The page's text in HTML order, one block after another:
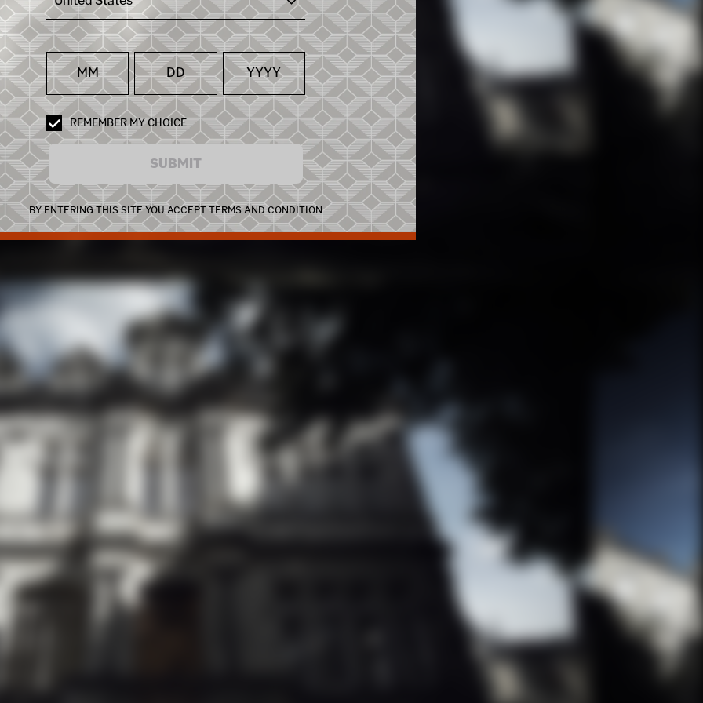
REMEMBER MY CHOICE
SUBMIT
BY ENTERING THIS SITE YOU ACCEPT TERMS AND CONDITION
人的经验造就了今天的铂狮帝干邑。我们为几百年来的特色工艺
到自豪，由创始人亚历山大·比斯奎 (ALEXANDRE BISQUIT）
精心研发，历经多年磨炼，才造就了无可比拟的独特滋味。
探索
帝产品系列
我们的干邑系列风味独特，味道醇厚，口感顺滑浓郁。
这充分体现了我们对干邑一直秉承的理念。